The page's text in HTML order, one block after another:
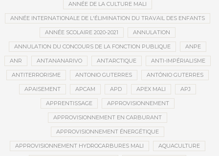
ANNÉE DE LA CULTURE MALI
ANNÉE INTERNATIONALE DE L'ÉLIMINATION DU TRAVAIL DES ENFANTS
ANNÉE SCOLAIRE 2020-2021 ANNULATION
ANNULATION DU CONCOURS DE LA FONCTION PUBLIQUE ANPE
ANR ANTANANARIVO ANTARCTIQUE ANTI-IMPÉRIALISME
ANTITERRORISME ANTONIO GUTERRES ANTÓNIO GUTERRES
APAISEMENT APCAM APD APEX MALI APJ
APPRENTISSAGE APPROVISIONNEMENT
APPROVISIONNEMENT EN CARBURANT
APPROVISIONNEMENT ÉNERGÉTIQUE
APPROVISIONNEMENT HYDROCARBURES MALI AQUACULTURE